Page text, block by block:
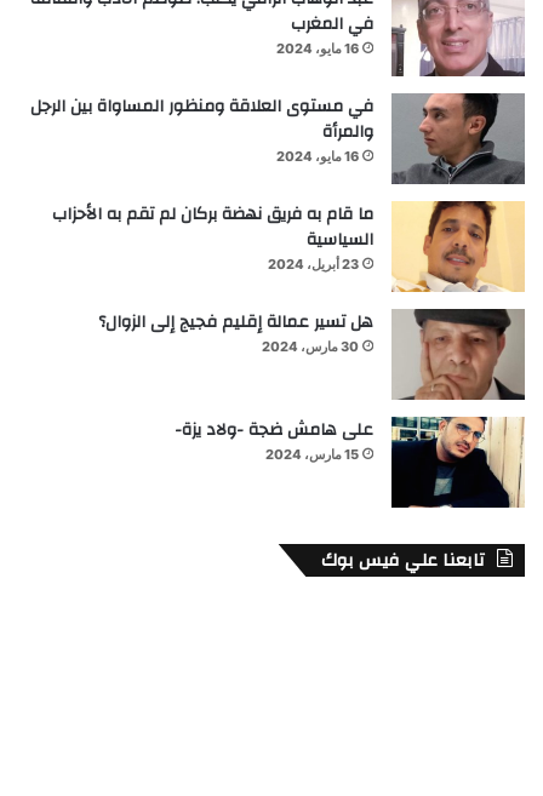
في المغرب
16 مايو، 2024
في مستوى العلاقة ومنظور المساواة بين الرجل
والمرأة
16 مايو، 2024
ما قام به فريق نهضة بركان لم تقم به الأحزاب
السياسية
23 أبريل، 2024
هل تسير عمالة إقليم فجيج إلى الزوال؟
30 مارس، 2024
على هامش ضجة -ولاد يزة-
15 مارس، 2024
تابعنا علي فيس بوك